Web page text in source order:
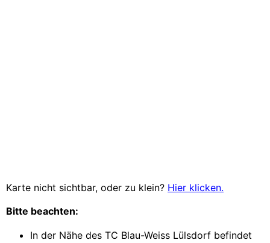
Karte nicht sichtbar, oder zu klein? Hier klicken.
Bitte beachten:
In der Nähe des TC Blau-Weiss Lülsdorf befindet